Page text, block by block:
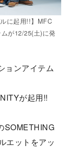
に起用!!】MFC
が12/25(土)に発
ョンアイテム
が起用!!
SOMETHING
エットをアッ